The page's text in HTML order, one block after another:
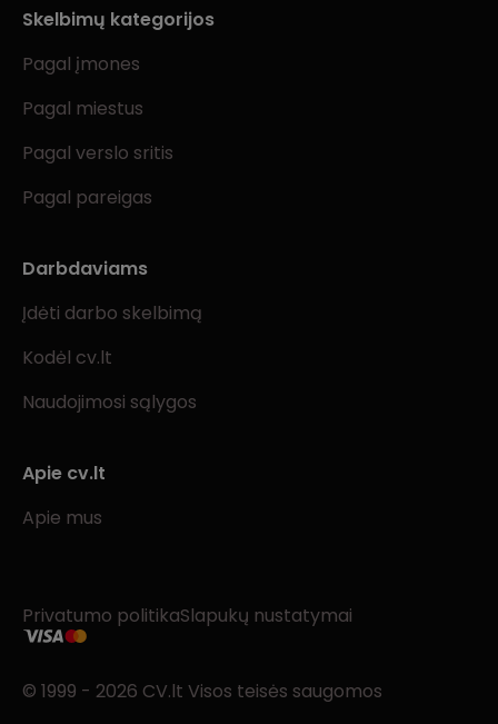
Skelbimų kategorijos
Pagal įmones
Pagal miestus
Pagal verslo sritis
Pagal pareigas
Darbdaviams
Įdėti darbo skelbimą
Kodėl cv.lt
Naudojimosi sąlygos
Apie cv.lt
Apie mus
Privatumo politikaSlapukų nustatymai
© 1999 - 2026 CV.lt Visos teisės saugomos